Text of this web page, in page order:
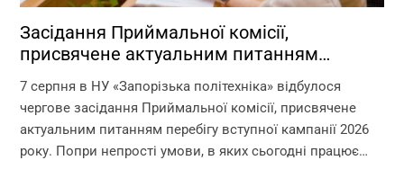
Засідання Приймальної комісії,
присвячене актуальним питанням
перебігу вступної кампанії 2026 року
7 серпня в НУ «Запорізька політехніка» відбулося
чергове засідання Приймальної комісії, присвячене
актуальним питанням перебігу вступної кампанії 2026
року. Попри непрості умови, в яких сьогодні працює